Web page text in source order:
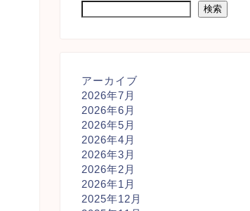
検索
アーカイブ
2026年7月
2026年6月
2026年5月
2026年4月
2026年3月
2026年2月
2026年1月
2025年12月